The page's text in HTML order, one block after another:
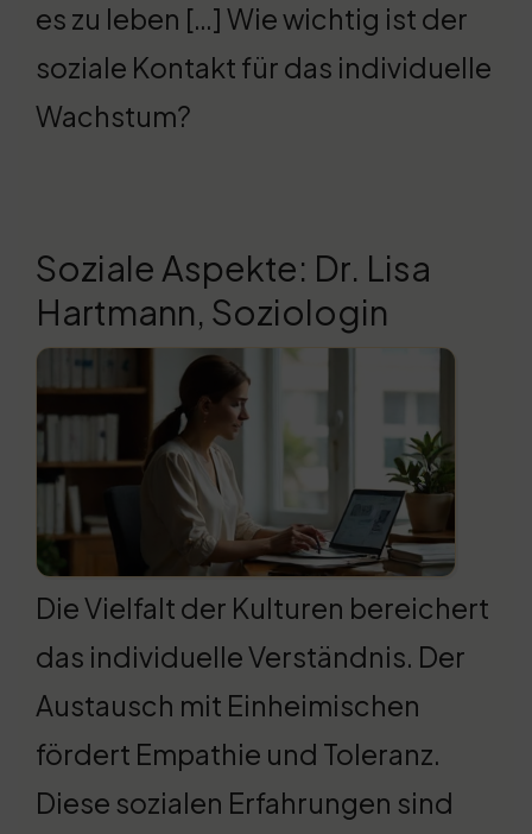
es zu leben […] Wie wichtig ist der
soziale Kontakt für das individuelle
Wachstum?
Soziale Aspekte: Dr. Lisa
Hartmann, Soziologin
Die Vielfalt der Kulturen bereichert
das individuelle Verständnis. Der
Austausch mit Einheimischen
fördert Empathie und Toleranz.
Diese sozialen Erfahrungen sind